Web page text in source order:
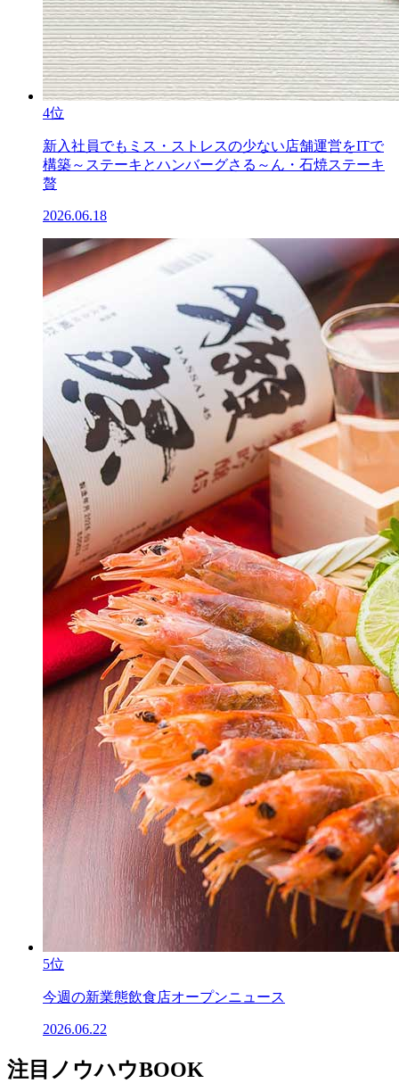
4位
新入社員でもミス・ストレスの少ない店舗運営をITで
構築～ステーキとハンバーグさる～ん・石焼ステーキ
贅
2026.06.18
5位
今週の新業態飲食店オープンニュース
2026.06.22
注目ノウハウBOOK